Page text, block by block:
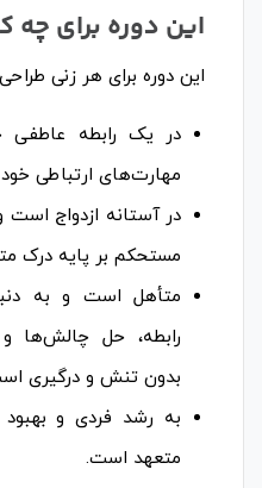
این دوره برای
این دوره برای هر زنی
در یک رابطه عاطفی
مهارت‌های ارتباطی خود
در آستانه ازدواج است
مستحکم بر پایه درک
متأهل است و به
رابطه، حل چالش‌ها
بدون تنش و درگیری
به رشد فردی و
متعهد است.